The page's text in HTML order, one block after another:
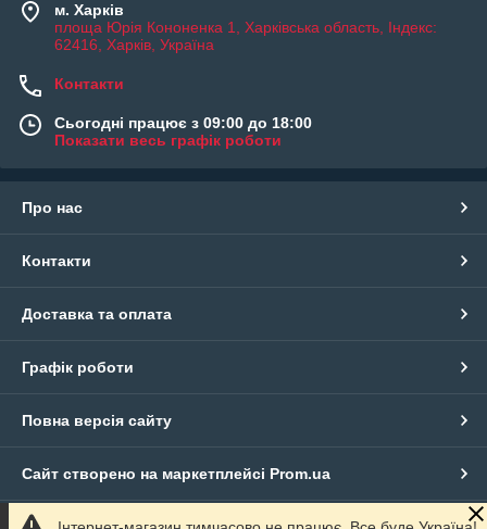
м. Харків
площа Юрія Кононенка 1, Харківська область, Індекс:
62416, Харків, Україна
Контакти
Сьогодні працює з 09:00 до 18:00
Показати весь графік роботи
Про нас
Контакти
Доставка та оплата
Графік роботи
Повна версія сайту
Сайт створено на маркетплейсі Prom.ua